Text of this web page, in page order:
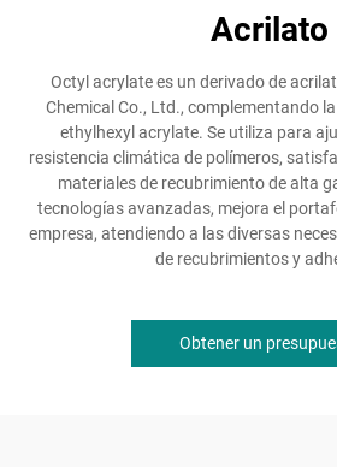
Acrilato
Octyl acrylate es un derivado de
Chemical Co., Ltd., complementando
ethylhexyl acrylate. Se utiliza para
resistencia climática de polímeros,
materiales de recubrimiento de alta
tecnologías avanzadas, mejora el
empresa, atendiendo a las diversas
de recubrimientos y
Obtener un